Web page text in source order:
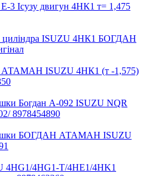
Ісузу двигун 4НК1 т= 1,475
циліндра ISUZU 4НК1 БОГДАН
ISUZU 4НК1 (т -1,575)
Богдан А-092 ISUZU NQR
8978454890
БОГДАН АТАМАН ISUZU
4HG1/4HG1-T/4HE1/4HK1